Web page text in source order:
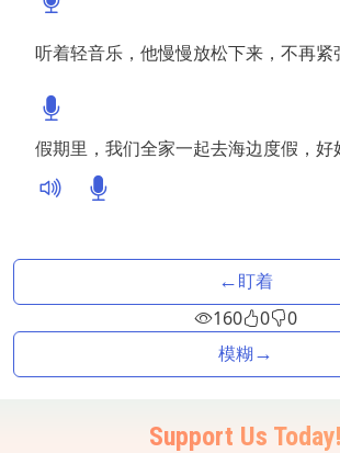
听着轻音乐，他慢慢放松下来，不再紧
假期里，我们全家一起去海边度假，好
← 盯着
160 0 0
模糊 →
Support Us Today!